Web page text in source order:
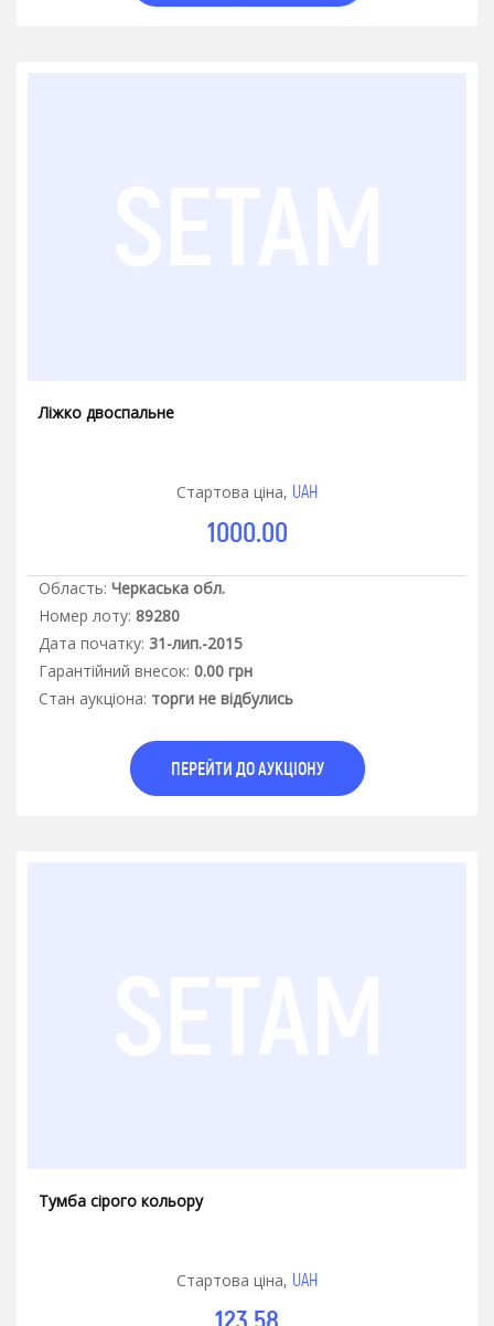
Ліжко двоспальне
Стартова ціна, UAH
1000.00
Область: Черкаська обл.
Номер лоту: 89280
Дата початку: 31-лип.-2015
Гарантiйний внесок: 0.00 грн
Стан аукцiона: торги не відбулись
ПЕРЕЙТИ ДО АУКЦІОНУ
Тумба сірого кольору
Стартова ціна, UAH